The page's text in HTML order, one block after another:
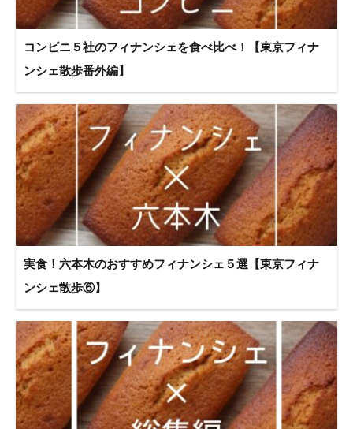
コンビニ５社のフィナンシェを食べ比べ！【東京フィナ
ンシェ散歩番外編】
実食！六本木のおすすめフィナンシェ５選【東京フィナ
ンシェ散歩⑥】